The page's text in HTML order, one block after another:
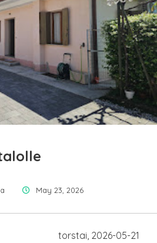
May 23, 2026
torstai, 2026-05-21